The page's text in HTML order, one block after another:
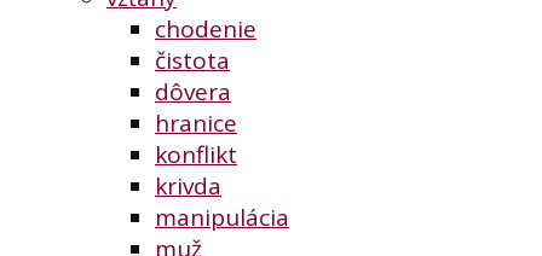
chodenie
čistota
dôvera
hranice
konflikt
krivda
manipulácia
muž